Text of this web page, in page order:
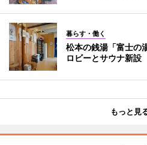
暮らす・働く
松本の銭湯「富士
ロビーとサウナ新設
もっと見